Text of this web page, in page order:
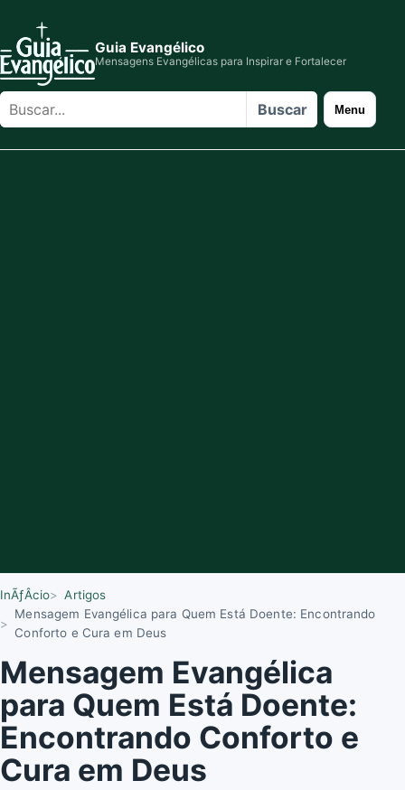
Guia Evangélico
Mensagens Evangélicas para Inspirar e Fortalecer
Buscar
no
site
Buscar Menu
InÃƒÂ­cio
Artigos
Mensagem Evangélica para Quem Está Doente: Encontrando
Conforto e Cura em Deus
Mensagem Evangélica
para Quem Está Doente:
Encontrando Conforto e
Cura em Deus